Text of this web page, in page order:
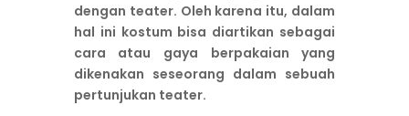
dengan teater. Oleh karena itu, dalam
hal ini kostum bisa diartikan sebagai
cara atau gaya berpakaian yang
dikenakan seseorang dalam sebuah
pertunjukan teater.